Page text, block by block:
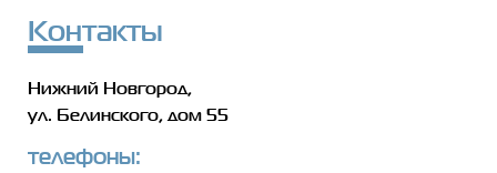
Контакты
Нижний Новгород,
ул. Белинского, дом 55
телефоны: